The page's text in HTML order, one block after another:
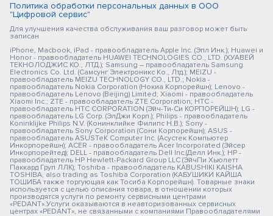
Политика обработки персональных данных в ООО
"Цифровой сервис"
Для улучшения качества обслуживания ваш разговор может быть
записан
iPhone, Macbook, iPad - правообладатель Apple Inc. (Эпл Инк.); Huawei и
Honor - правообладатель HUAWEI TECHNOLOGIES CO., LTD. (ХУАВЕЙ
ТЕКНОЛОДЖИС КО., ЛТД.); Samsung – правообладатель Samsung
Electronics Co. Ltd. (Самсунг Электроникс Ко., Лтд.); MEIZU -
правообладатель MEIZU TECHNOLOGY CO., LTD.; Nokia -
правообладатель Nokia Corporation (Нокиа Корпорейшн); Lenovo -
правообладатель Lenovo (Beijing) Limited; Xiaomi - правообладатель
Xiaomi Inc.; ZTE - правообладатель ZTE Corporation; HTC -
правообладатель HTC CORPORATION (Эйч-Ти-Си КОРПОРЕЙШН); LG -
правообладатель LG Corp. (ЭлДжи Корп.); Philips - правообладатель
Koninklijke Philips N.V. (Конинклийке Филипс Н.В.); Sony -
правообладатель Sony Corporation (Сони Корпорейшн); ASUS -
правообладатель ASUSTeK Computer Inc. (Асустек Компьютер
Инкорпорейшн); ACER - правообладатель Acer Incorporated (Эйсер
Инкорпорейтед); DELL - правообладатель Dell Inc.(Делл Инк.); HP -
правообладатель HP Hewlett-Packard Group LLC (ЭйчПи Хьюлетт
Паккард Груп ЛЛК); Toshiba - правообладатель KABUSHIKI KAISHA
TOSHIBA, also trading as Toshiba Corporation (КАБУШИКИ КАЙША
ТОШИБА также торгующая как Тосиба Корпорейшн). Товарные знаки
используется с целью описания товара, в отношении которых
производятся услуги по ремонту сервисными центрами
«PEDANT».Услуги оказываются в неавторизованных сервисных
центрах «PEDANT», не связанными с компаниями Правообладателями